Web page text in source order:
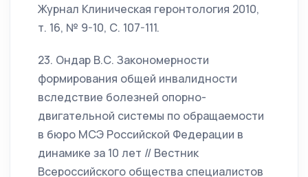
Журнал Клиническая геронтология 2010,
т. 16, № 9-10, С. 107-111.
23. Ондар В.С. Закономерности
формирования общей инвалидности
вследствие болезней опорно-
двигательной системы по обращаемости
в бюро МСЭ Российской Федерации в
динамике за 10 лет // Вестник
Всероссийского общества специалистов